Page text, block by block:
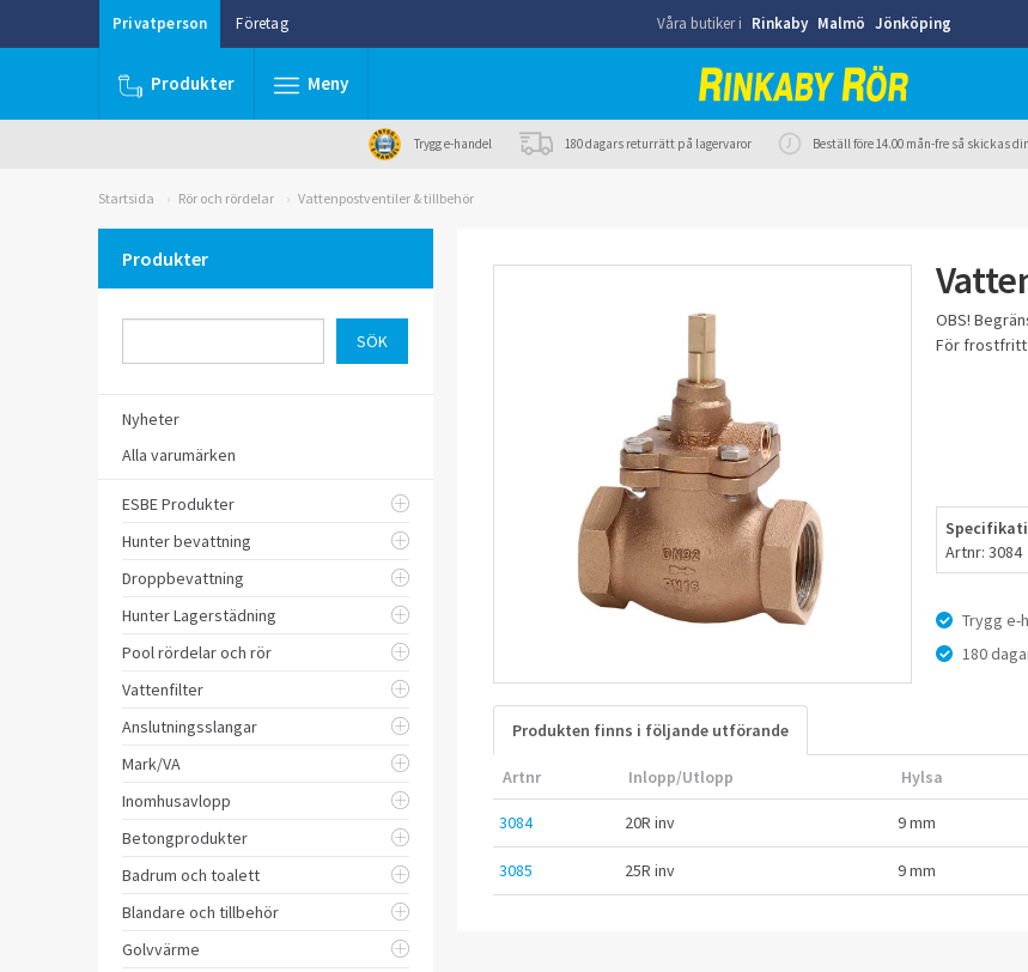
Privatperson Företag Våra butiker i Rinkaby Malmö Jönköping
Produkter Meny
Trygg e-handel 180 dagars returrätt på lagervaror Beställ före 14.00 mån-fre så skickas
Startsida Rör och rördelar Vattenpostventiler & tillbehör
Produkter
Nyheter
Alla varumärken
ESBE Produkter
Hunter bevattning
Droppbevattning
Hunter Lagerstädning
Pool rördelar och rör
Vattenfilter
Anslutningsslangar
Mark/VA
Inomhusavlopp
Betongprodukter
Badrum och toalett
Blandare och tillbehör
Golvvärme
OBS!
För frostfritt
Artnr: 3084
Trygg e-
180
Produkten finns i följande utförande
Artnr Inlopp/Utlopp Hylsa
3084 20R inv 9 mm
3085 25R inv 9 mm